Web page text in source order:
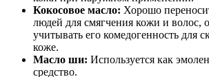
Кокосовое масло: Хорошо
людей для смягчения кожи и волос,
учитывать его комедогенность для
коже.
Масло ши: Используется как
средство.